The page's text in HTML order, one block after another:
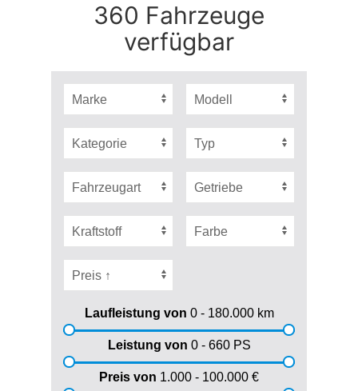
360 Fahrzeuge
verfügbar
Laufleistung von 0 - 180.000km
Leistung von 0 - 660PS
Preis von 1.000 - 100.000 €